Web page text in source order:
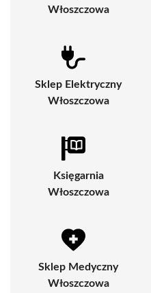
Włoszczowa
Sklep Elektryczny
Włoszczowa
Księgarnia
Włoszczowa
Sklep Medyczny
Włoszczowa